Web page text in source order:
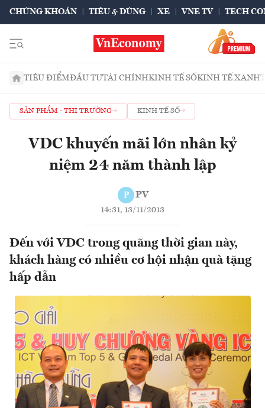
CHỨNG KHOÁN TIÊU & DÙNG XE VNE TV TECH
TIÊU ĐIỂMĐẦU TƯTÀI CHÍNHKINH TẾ SỐKINH TẾ XANH
SẢN PHẨM - THỊ TRƯỜNG KINH TẾ SỐ
VDC khuyến mãi lớn nhân kỷ
niệm 24 năm thành lập
P PV
14:31, 13/11/2013
Đến với VDC trong quãng thời gian này,
khách hàng có nhiều cơ hội nhận quà tặng
hấp dẫn